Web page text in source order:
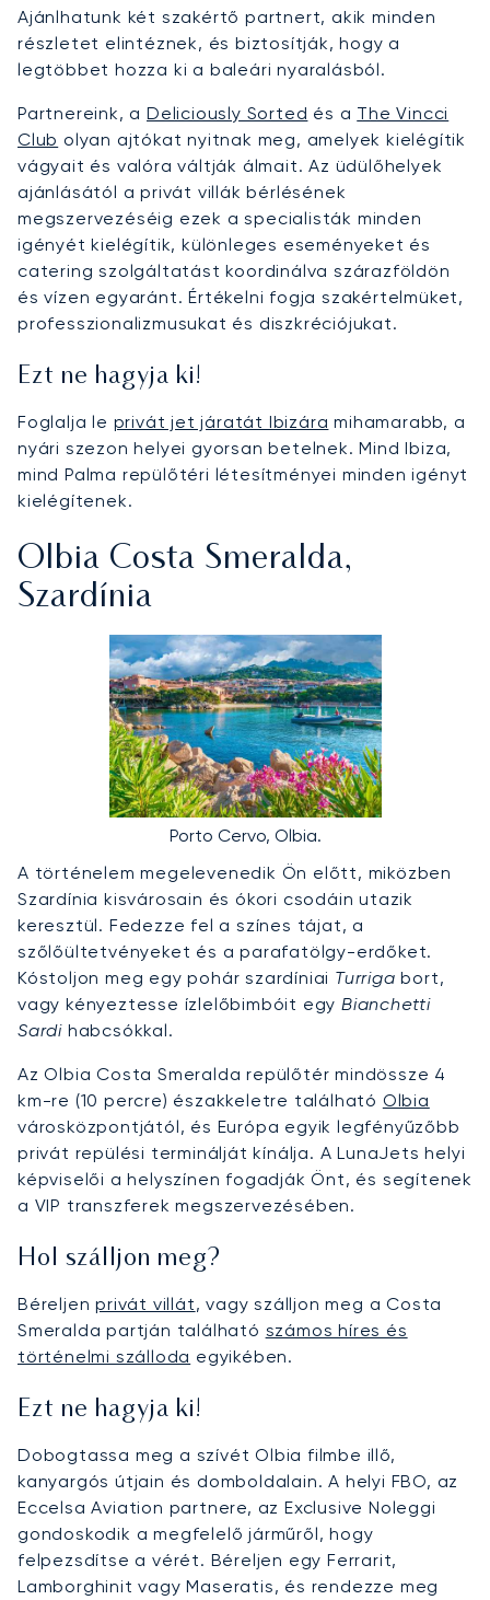
Ajánlhatunk két szakértő partnert, akik minden
részletet elintéznek, és biztosítják, hogy a
legtöbbet hozza ki a baleári nyaralásból.
Partnereink, aDeliciously Sorted és a The Vincci
Club olyan ajtókat nyitnak meg, amelyek kielégítik
vágyait és valóra váltják álmait. Az üdülőhelyek
ajánlásától a privát villák bérlésének
megszervezéséig ezek a specialisták minden
igényét kielégítik, különleges eseményeket és
catering szolgáltatást koordinálva szárazföldön
és vízen egyaránt. Értékelni fogja szakértelmüket,
professzionalizmusukat és diszkréciójukat.
Ezt ne hagyja ki!
Foglalja le privát jet járatát Ibizára mihamarabb, a
nyári szezon helyei gyorsan betelnek. Mind Ibiza,
mind Palma repülőtéri létesítményei minden igényt
kielégítenek.
Olbia Costa Smeralda,
Szardínia
Porto Cervo, Olbia.
A történelem megelevenedik Ön előtt, miközben
Szardínia kisvárosain és ókori csodáin utazik
keresztül. Fedezze fel a színes tájat, a
szőlőültetvényeket és a parafatölgy-erdőket.
Kóstoljon meg egy pohár szardíniai Turriga bort,
vagy kényeztesse ízlelőbimbóit egy Bianchetti
Sardi habcsókkal.
Az Olbia Costa Smeralda repülőtér mindössze 4
km-re (10 percre) északkeletre található Olbia
városközpontjától, és Európa egyik legfényűzőbb
privát repülési terminálját kínálja. A LunaJets helyi
képviselői a helyszínen fogadják Önt, és segítenek
a VIP transzferek megszervezésében.
Hol szálljon meg?
Béreljenprivát villát, vagy szálljon meg a Costa
Smeralda partján található számos híres és
történelmi szálloda egyikében.
Ezt ne hagyja ki!
Dobogtassa meg a szívét Olbia filmbe illő,
kanyargós útjain és domboldalain. A helyi FBO, az
Eccelsa Aviation partnere, az Exclusive Noleggi
gondoskodik a megfelelő járműről, hogy
felpezsdítse a vérét. Béreljen egy Ferrarit,
Lamborghinit vagy Maseratis, és rendezze meg